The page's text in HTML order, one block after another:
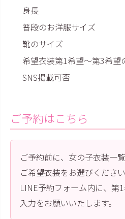
身長
普段のお洋服サイズ
靴のサイズ
希望衣装第1希望〜第3希望
SNS掲載可否
ご予約はこちら
ご予約前に、女の子衣装一
ご希望衣装をお選びください
LINE予約フォーム内に、第
入力をお願いいたします。